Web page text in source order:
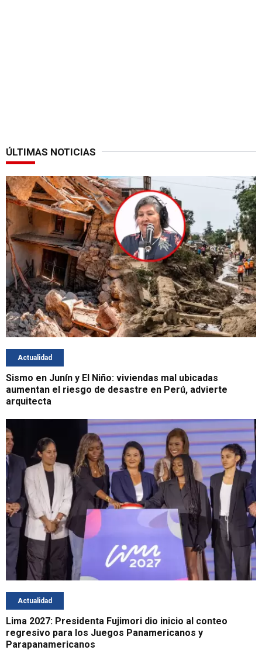
ÚLTIMAS NOTICIAS
Actualidad
Sismo en Junín y El Niño: viviendas mal ubicadas
aumentan el riesgo de desastre en Perú, advierte
arquitecta
Actualidad
Lima 2027: Presidenta Fujimori dio inicio al conteo
regresivo para los Juegos Panamericanos y
Parapanamericanos